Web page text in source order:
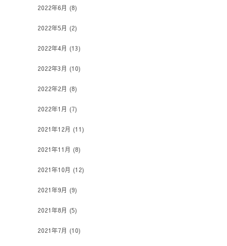
2022年6月 (8)
2022年5月 (2)
2022年4月 (13)
2022年3月 (10)
2022年2月 (8)
2022年1月 (7)
2021年12月 (11)
2021年11月 (8)
2021年10月 (12)
2021年9月 (9)
2021年8月 (5)
2021年7月 (10)